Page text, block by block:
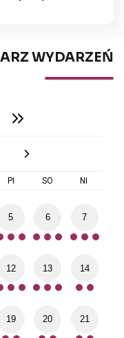
WYDARZEŃ
następny rok
następny miesiąc
PI SO NI
5 6 7
12 13 14
19 20 21